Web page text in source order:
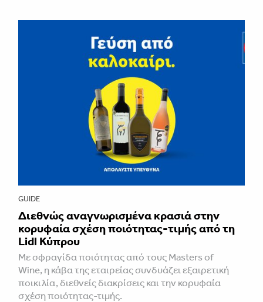
GUIDE
Διεθνώς αναγνωρισμένα κρασιά στην
κορυφαία σχέση ποιότητας-τιμής από τη
Lidl Κύπρου
Με σφραγίδα ποιότητας από τους Masters of
Wine, η κάβα της εταιρείας συνδυάζει εξαιρετική
ποικιλία, διεθνείς διακρίσεις και την κορυφαία
σχέση ποιότητας-τιμής.